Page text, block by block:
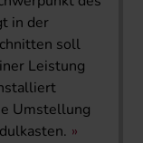
in der
soll
Leistung
Umstellung